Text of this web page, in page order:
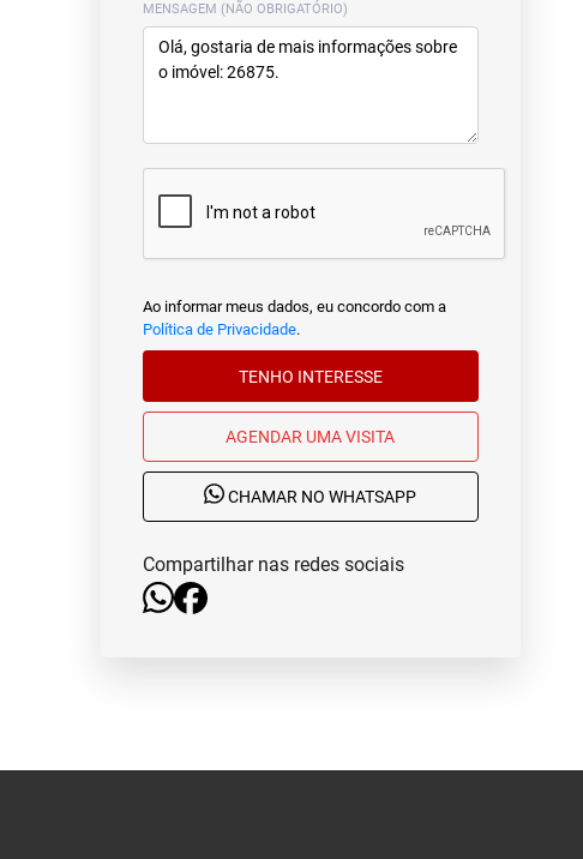
MENSAGEM (NÃO OBRIGATÓRIO)
Ao informar meus dados, eu concordo com a
Política de Privacidade.
TENHO INTERESSE
AGENDAR UMA VISITA
CHAMAR NO WHATSAPP
Compartilhar nas redes sociais